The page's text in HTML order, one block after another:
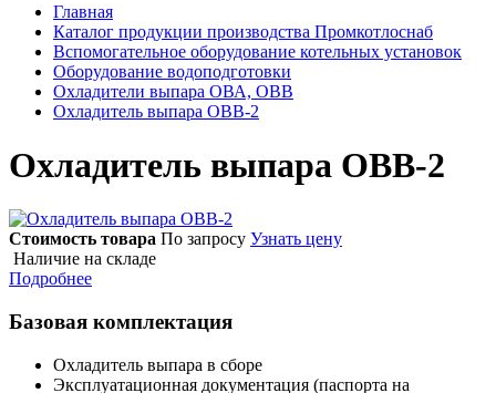
Главная
Каталог продукции производства Промкотлоснаб
Вспомогательное оборудование котельных установок
Оборудование водоподготовки
Охладители выпара ОВА, ОВВ
Охладитель выпара ОВВ-2
Охладитель выпара ОВВ-2
Стоимость товара По запросу Узнать цену
Наличие на складе
Подробнее
Базовая комплектация
Охладитель выпара в сборе
Эксплуатационная документация (паспорта на